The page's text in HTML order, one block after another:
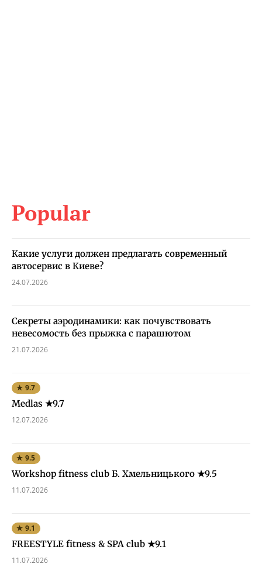
Popular
Какие услуги должен предлагать современный
автосервис в Киеве?
24.07.2026
Секреты аэродинамики: как почувствовать
невесомость без прыжка с парашютом
21.07.2026
★ 9.7
Medlas ★9.7
12.07.2026
★ 9.5
Workshop fitness club Б. Хмельницького ★9.5
11.07.2026
★ 9.1
FREESTYLE fitness & SPA club ★9.1
11.07.2026